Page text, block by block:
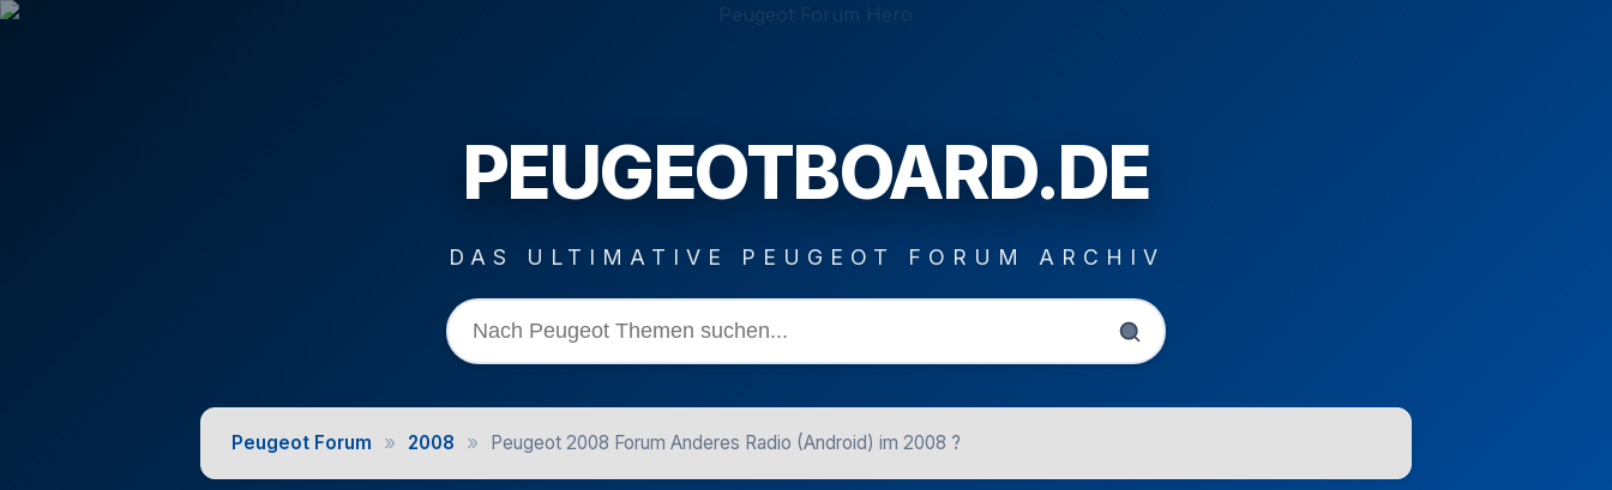
PEUGEOTBOARD.DE
DAS ULTIMATIVE PEUGEOT FORUM ARCHIV
Peugeot Forum » 2008 » Peugeot 2008 Forum Anderes Radio (Android) im 2008 ?